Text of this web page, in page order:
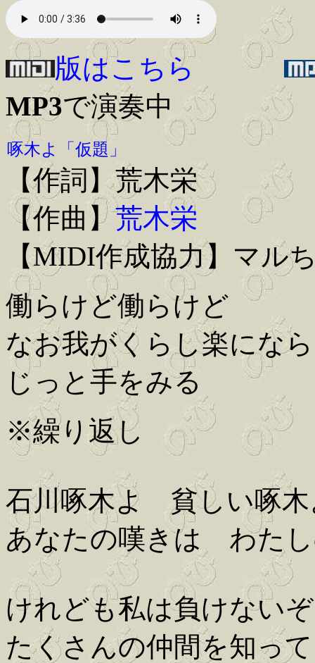
版はこちら
MP3で演奏中
啄木よ「仮題」
【作詞】荒木栄
【作曲】荒木栄
【MIDI作成協力】マル
働らけど働らけど
なお我がくらし楽にな
じっと手をみる
※繰り返し
石川啄木よ 貧しい啄木
あなたの嘆きは わた
けれども私は負けないぞ
たくさんの仲間を知っ